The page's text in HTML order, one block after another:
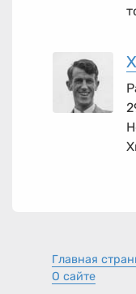
Главная
О сайте